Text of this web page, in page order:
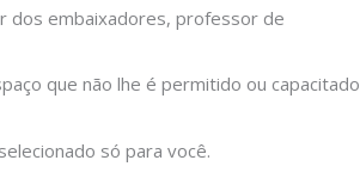
dos embaixadores, professor de
que não lhe é permitido ou capacitado
só para você.